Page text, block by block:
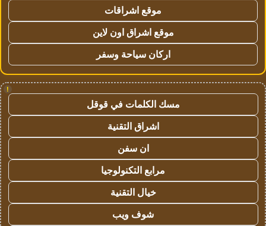
موقع اشراقات
موقع اشراق اون لاين
اركان سياحة وسفر
!
مسك الكلمات في قوقل
اشراق التقنية
ان سفن
مرابع التكنولوجيا
خيال التقنية
شوف ويب